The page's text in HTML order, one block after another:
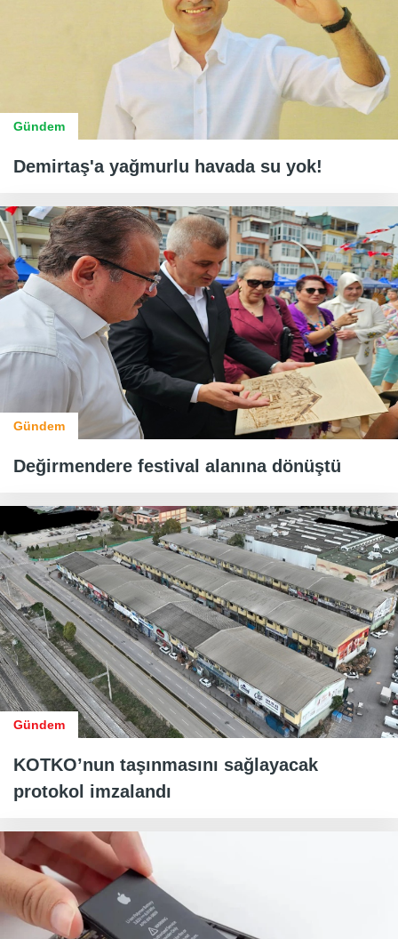
Gündem
Demirtaş'a yağmurlu havada su yok!
Gündem
Değirmendere festival alanına dönüştü
Gündem
KOTKO’nun taşınmasını sağlayacak
protokol imzalandı